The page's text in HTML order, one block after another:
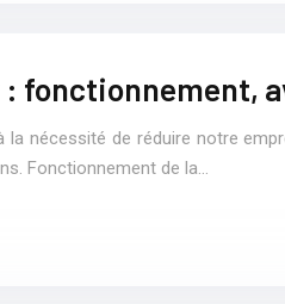
fonctionnement,
la nécessité de réduire notre
Fonctionnement de la…